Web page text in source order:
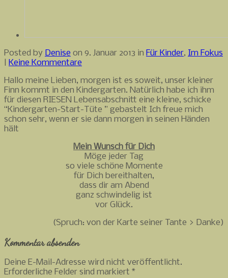
Posted by Denise on 9. Januar 2013 in Für Kinder, Im Fokus
Keine Kommentare
Hallo meine Lieben, morgen ist es soweit, unser kleiner
Finn kommt in den Kindergarten. Natürlich habe ich ihm
für diesen RIESEN Lebensabschnitt eine kleine, schicke
“Kindergarten-Start-Tüte ” gebastelt Ich freue mich
schon sehr, wenn er sie dann morgen in seinen Händen
hält
Mein Wunsch für Dich
Möge jeder Tag
so viele schöne Momente
für Dich bereithalten,
dass dir am Abend
ganz schwindelig ist
vor Glück.
(Spruch: von der Karte seiner Tante > Danke)
Kommentar absenden
Deine E-Mail-Adresse wird nicht veröffentlicht.
Erforderliche Felder sind markiert *